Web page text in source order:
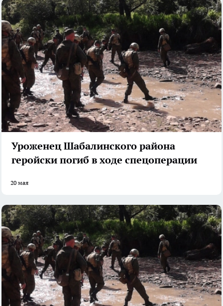
Уроженец Шабалинского района
геройски погиб в ходе спецоперации
20 мая